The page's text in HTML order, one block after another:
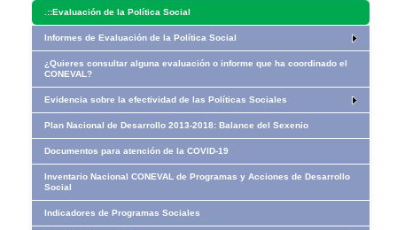
.::Evaluación de la Política Social
Informes de Evaluación de la Política Social
¿Quieres consultar alguna evaluación o informe que ha coordinado el
CONEVAL?
Evidencia sobre la efectividad de las Políticas Sociales
Plan Nacional de Desarrollo 2013-2018: Balance del Sexenio
Documentos para atención de la COVID-19
Inventario Nacional CONEVAL de Programas y Acciones de Desarrollo
Social
Indicadores de Programas Sociales